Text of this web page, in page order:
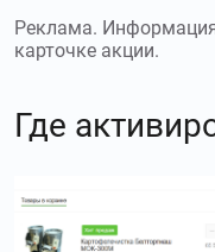
Реклама.
карточке акции.
Где